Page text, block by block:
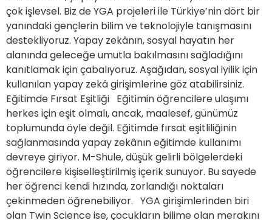
çok işlevsel. Biz de YGA projeleri ile Türkiye’nin dört bir
yanındaki gençlerin bilim ve teknolojiyle tanışmasını
destekliyoruz. Yapay zekânın, sosyal hayatın her
alanında geleceğe umutla bakılmasını sağladığını
kanıtlamak için çabalıyoruz. Aşağıdan, sosyal iyilik için
kullanılan yapay zekâ girişimlerine göz atabilirsiniz.
Eğitimde Fırsat Eşitliği Eğitimin öğrencilere ulaşımı
herkes için eşit olmalı, ancak, maalesef, günümüz
toplumunda öyle değil. Eğitimde fırsat eşitliliğinin
sağlanmasında yapay zekânın eğitimde kullanımı
devreye giriyor. M-Shule, düşük gelirli bölgelerdeki
öğrencilere kişiselleştirilmiş içerik sunuyor. Bu sayede
her öğrenci kendi hızında, zorlandığı noktaları
çekinmeden öğrenebiliyor. YGA girişimlerinden biri
olan Twin Science ise, çocukların bilime olan merakını